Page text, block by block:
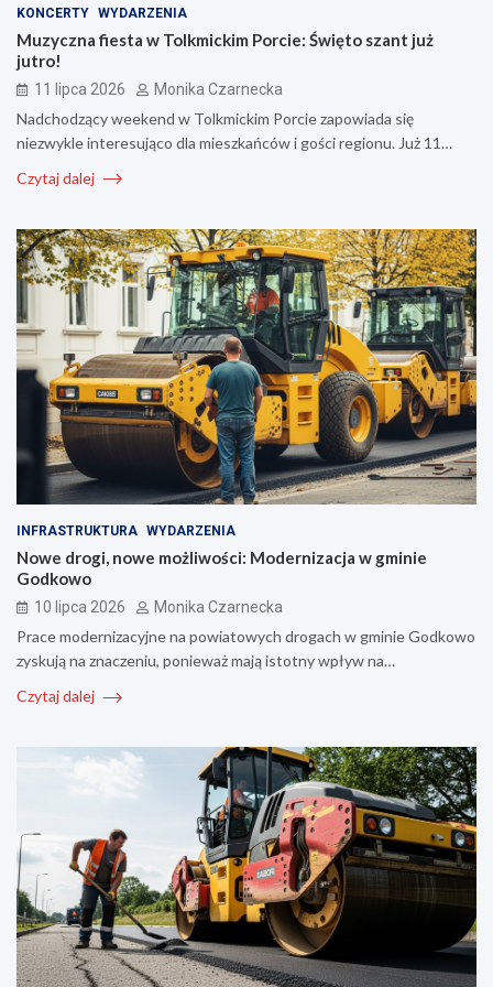
KONCERTY WYDARZENIA
Muzyczna fiesta w Tolkmickim Porcie: Święto szant już
jutro!
11 lipca 2026 Monika Czarnecka
Nadchodzący weekend w Tolkmickim Porcie zapowiada się
niezwykle interesująco dla mieszkańców i gości regionu. Już 11…
Czytaj dalej
INFRASTRUKTURA WYDARZENIA
Nowe drogi, nowe możliwości: Modernizacja w gminie
Godkowo
10 lipca 2026 Monika Czarnecka
Prace modernizacyjne na powiatowych drogach w gminie Godkowo
zyskują na znaczeniu, ponieważ mają istotny wpływ na…
Czytaj dalej